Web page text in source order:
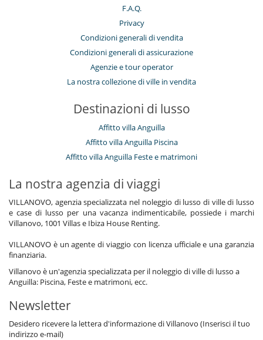
F.A.Q.
Privacy
Condizioni generali di vendita
Condizioni generali di assicurazione
Agenzie e tour operator
La nostra collezione di ville in vendita
Destinazioni di lusso
Affitto villa Anguilla
Affitto villa Anguilla Piscina
Affitto villa Anguilla Feste e matrimoni
La nostra agenzia di viaggi
VILLANOVO, agenzia specializzata nel noleggio di lusso di ville di lusso
e case di lusso per una vacanza indimenticabile, possiede i marchi
Villanovo, 1001 Villas e Ibiza House Renting.
VILLANOVO è un agente di viaggio con licenza ufficiale e una garanzia
finanziaria.
Villanovo è un'agenzia specializzata per il noleggio di ville di lusso a
Anguilla: Piscina, Feste e matrimoni, ecc.
Newsletter
Desidero ricevere la lettera d'informazione di Villanovo (Inserisci il tuo
indirizzo e-mail)